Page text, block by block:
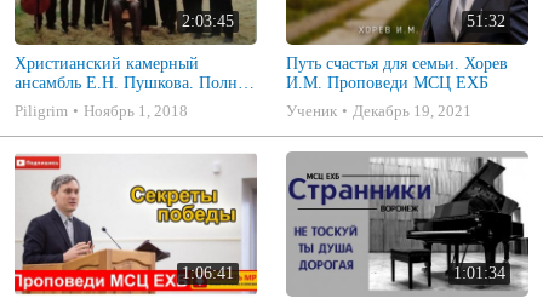
2:03:45
Христианский камерный
ансамбль Е.Н. Пушкова. Полное
собрание
Piligrim Ноябрь 1, 2018
51:32
Путь счастья для семьи. Хорев
И.М. Проповеди МСЦ ЕХБ
Ученик
Декабрь 19, 2021
1:06:41 1:01:34